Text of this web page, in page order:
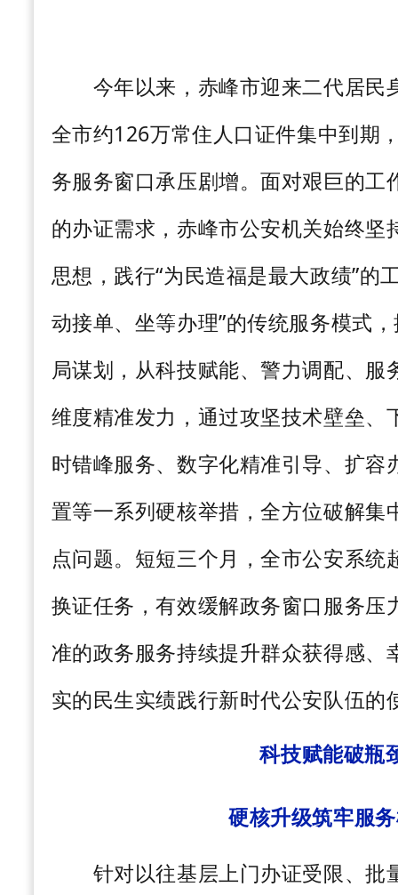
今年以来，赤峰市迎来二代居民
全市约126万常住人口证件集中到期
务服务窗口承压剧增。面对艰巨的工
的办证需求，赤峰市公安机关始终坚
思想，践行“为民造福是最大政绩”的
动接单、坐等办理”的传统服务模式
局谋划，从科技赋能、警力调配、服
维度精准发力，通过攻坚技术壁垒、
时错峰服务、数字化精准引导、扩容
置等一系列硬核举措，全方位破解集
点问题。短短三个月，全市公安系统
换证任务，有效缓解政务窗口服务压
准的政务服务持续提升群众获得感、
实的民生实绩践行新时代公安队伍的
科技赋能破瓶
硬核升级筑牢服
针对以往基层上门办证受限、批